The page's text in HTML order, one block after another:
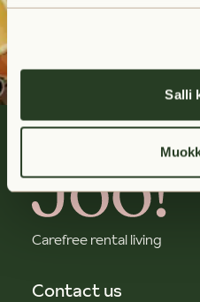
Salli
Carefree rental living
Contact us